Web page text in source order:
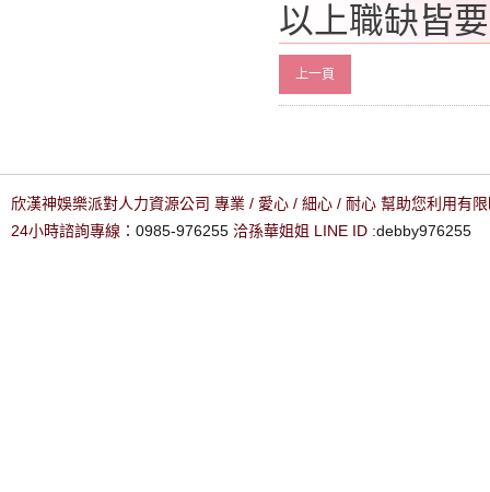
以上職缺皆
上一頁
欣漢神娛樂派對人力資源公司 專業 / 愛心 / 細心 / 耐心 幫助您利用有
24小時諮詢專線： 0985-976255 洽孫華姐姐 LINE ID :debby976255